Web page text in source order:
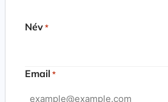
Név *
Email *